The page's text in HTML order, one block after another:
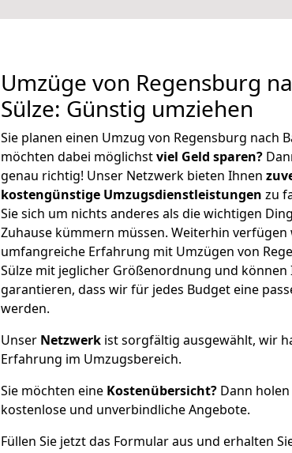
Umzüge von Regensburg
Sülze: Günstig umziehen
Sie planen einen Umzug von Regensburg nach
möchten dabei möglichstviel Geld sparen?
genau richtig! Unser Netzwerk bieten Ihnen
kostengünstige Umzugsdienstleistungen zu
Sie sich um nichts anderes als die wichtigen
Zuhause kümmern müssen. Weiterhin
umfangreiche Erfahrung mit Umzügen von
Sülze mit jeglicher Größenordnung und
garantieren, dass wir für jedes Budget eine
werden.
Unser Netzwerk ist sorgfältig ausgewählt, wir
Erfahrung im Umzugsbereich.
Sie möchten eine Kostenübersicht? Dann
kostenlose und unverbindliche Angebote.
Füllen Sie jetzt das Formular aus und erhalten